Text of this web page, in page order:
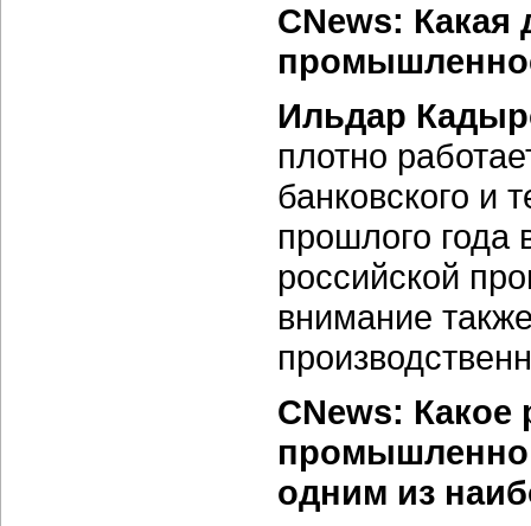
CNews: Какая
Ильдар
плотно
банковского и
прошлого года
российской
внимание
CNews: Какое
одним из